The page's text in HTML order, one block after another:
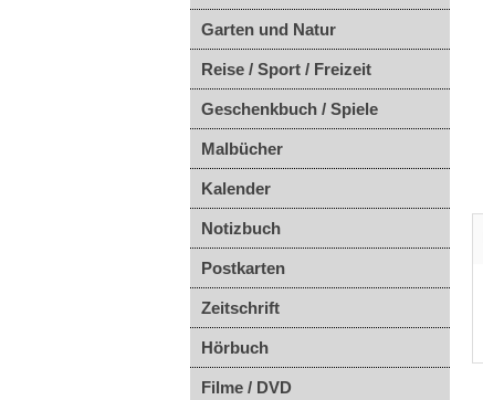
Garten und Natur
Reise / Sport / Freizeit
Geschenkbuch / Spiele
Malbücher
Kalender
Notizbuch
Postkarten
Zeitschrift
Hörbuch
Filme / DVD